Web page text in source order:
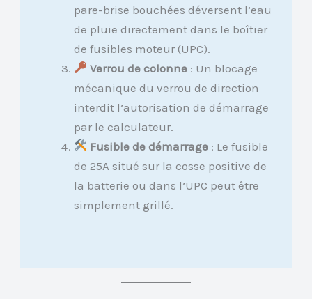
pare-brise bouchées déversent l’eau
de pluie directement dans le boîtier
de fusibles moteur (UPC).
Verrou de colonne : Un blocage
mécanique du verrou de direction
interdit l’autorisation de démarrage
par le calculateur.
Fusible de démarrage : Le fusible
de 25A situé sur la cosse positive de
la batterie ou dans l’UPC peut être
simplement grillé.